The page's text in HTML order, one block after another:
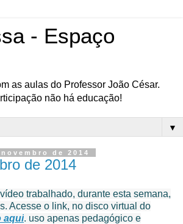
- Espaço
as aulas do Professor João César.
não há educação!
▼
de 2014
de 2014
trabalhado, durante esta semana,
Acesse o link, no disco virtual do
aqui. uso apenas pedagógico e